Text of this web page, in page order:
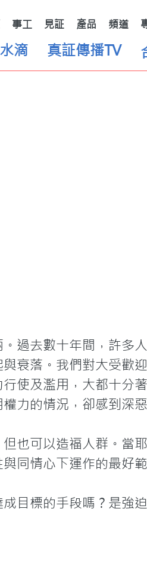
事工 見証 產品 頻道
滴 真証傳播TV
過去數十年間，許多
衰落。我們對大受歡
使及濫用，大都十分
力的情況，卻感到深
也可以造福人群。當
同情心下運作的最好範
目標的手段嗎？是強